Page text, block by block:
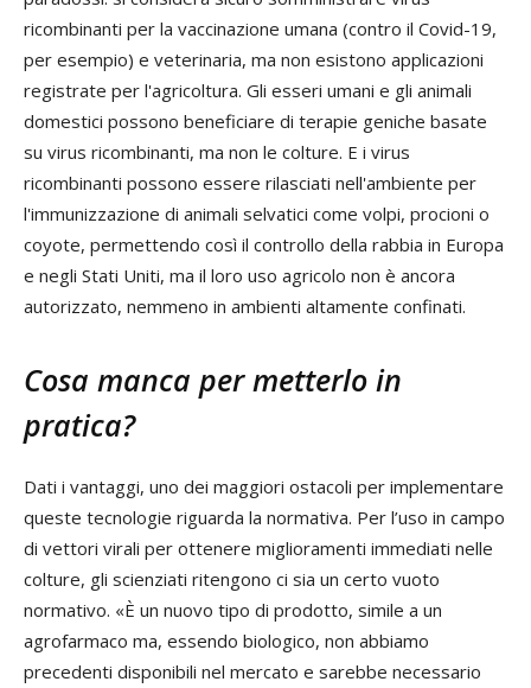
ricombinanti per la vaccinazione umana (contro il Covid-19,
per esempio) e veterinaria, ma non esistono applicazioni
registrate per l'agricoltura. Gli esseri umani e gli animali
domestici possono beneficiare di terapie geniche basate
su virus ricombinanti, ma non le colture. E i virus
ricombinanti possono essere rilasciati nell'ambiente per
l'immunizzazione di animali selvatici come volpi, procioni o
coyote, permettendo così il controllo della rabbia in Europa
e negli Stati Uniti, ma il loro uso agricolo non è ancora
autorizzato, nemmeno in ambienti altamente confinati.
Cosa manca per metterlo in
pratica?
Dati i vantaggi, uno dei maggiori ostacoli per implementare
queste tecnologie riguarda la normativa. Per l’uso in campo
di vettori virali per ottenere miglioramenti immediati nelle
colture, gli scienziati ritengono ci sia un certo vuoto
normativo. «È un nuovo tipo di prodotto, simile a un
agrofarmaco ma, essendo biologico, non abbiamo
precedenti disponibili nel mercato e sarebbe necessario